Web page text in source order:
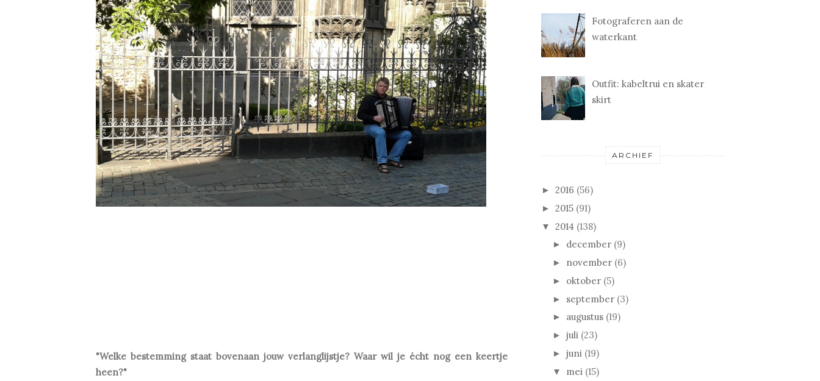
"Welke bestemming staat bovenaan jouw verlanglijstje? Waar wil je écht nog een keertje
heen?"
Fotograferen aan de
waterkant
Outfit: kabeltrui en skater
skirt
ARCHIEF
► 2016 (56)
► 2015 (91)
▼ 2014 (138)
► december (9)
► november (6)
► oktober (5)
► september (3)
► augustus (19)
► juli (23)
► juni (19)
▼ mei (15)